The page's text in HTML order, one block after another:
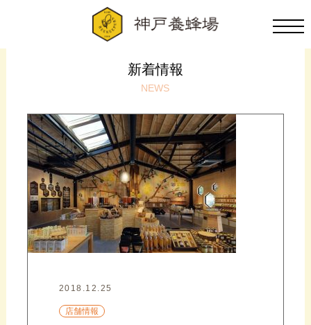
新着情報
NEWS
2018.12.25
店舗情報